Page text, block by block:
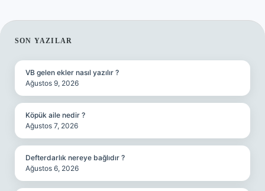
SIDEBAR
SON YAZILAR
VB gelen ekler nasıl yazılır ?
Ağustos 9, 2026
Köpük aile nedir ?
Ağustos 7, 2026
Defterdarlık nereye bağlıdır ?
Ağustos 6, 2026